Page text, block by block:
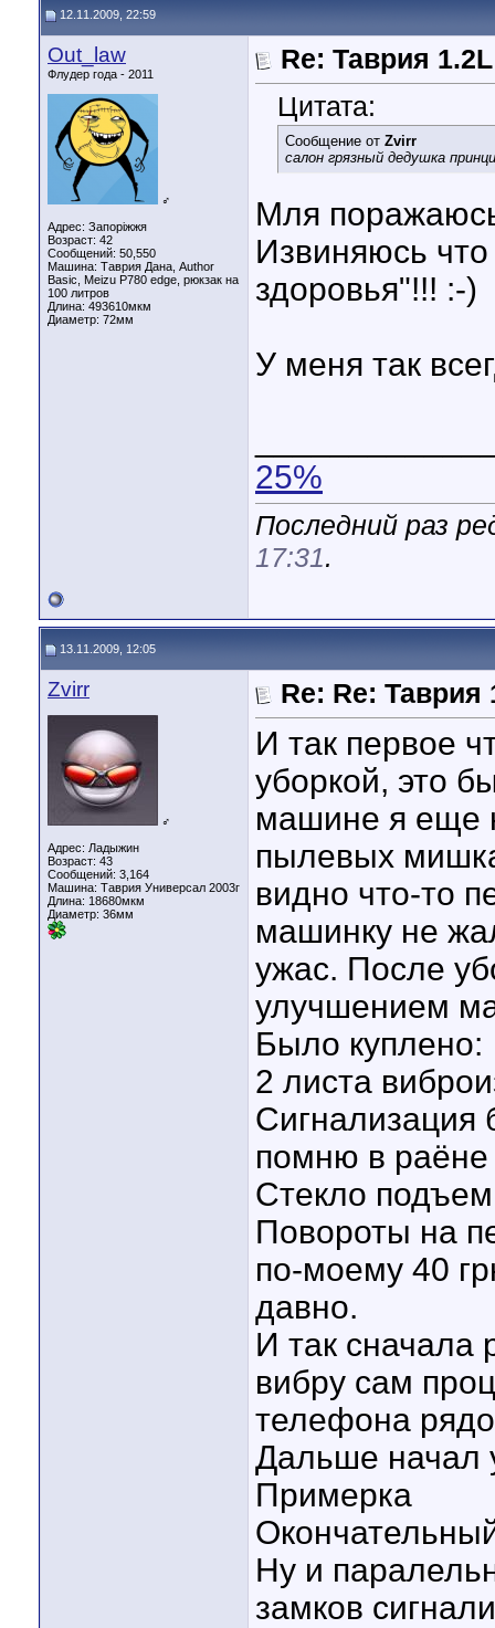
12.11.2009, 22:59
Out_law
Флудер года - 2011
♂
Адрес: Запоріжжя
Возраст: 42
Сообщений: 50,550
Машина: Таврия Дана, Author
Basic, Meizu P780 edge, рюкзак на
100 литров
Длина: 493610мкм
Диаметр: 72мм
Re: Таврия
Цитата:
Сообщение от Zvirr
салон грязный дедушка
Мля
Извиняюсь что
здоровья"!!! :-)
У меня так
25%
Последний раз
17:31.
13.11.2009, 12:05
Zvirr
♂
Адрес: Ладыжин
Возраст: 43
Сообщений: 3,164
Машина: Таврия Универсал 2003г
Длина: 18680мкм
Диаметр: 36мм
Re: Re:
И так первое
уборкой, это
машине я еще
пылевых
видно что-то
машинку не
ужас. После
улучшением
Было куплено:
2 листа
Сигнализация
помню в раёне
Стекло
Повороты на
по-моему 40
давно.
И так сначала
вибру сам
телефона
Дальше начал
Примерка
Ну и
замков